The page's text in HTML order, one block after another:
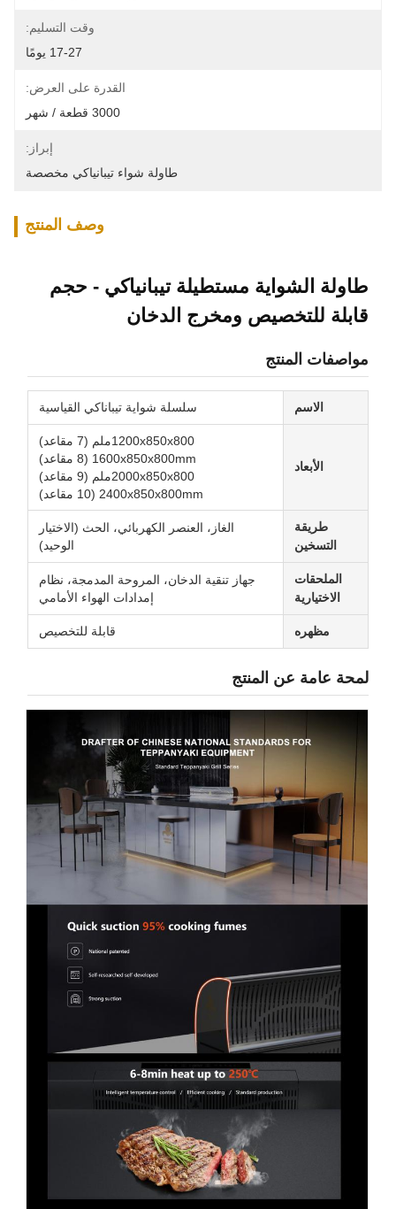
وقت التسليم:
17-27 يومًا
القدرة على العرض:
3000 قطعة / شهر
إبراز:
طاولة شواء تيبانياكي مخصصة
وصف المنتج
طاولة الشواية مستطيلة تيبانياكي - حجم
قابلة للتخصيص ومخرج الدخان
مواصفات المنتج
الاسم سلسلة شواية تيباناكي القياسية
الأبعاد
1200x850x800ملم (7 مقاعد)
1600x850x800mm (8 مقاعد)
2000x850x800ملم (9 مقاعد)
2400x850x800mm (10 مقاعد)
طريقة
التسخين
الغاز، العنصر الكهربائي، الحث (الاختيار
الوحيد)
الملحقات
الاختيارية
جهاز تنقية الدخان، المروحة المدمجة، نظام
إمدادات الهواء الأمامي
مظهره قابلة للتخصيص
لمحة عامة عن المنتج